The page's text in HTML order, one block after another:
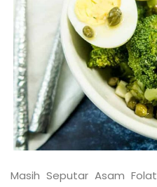
Masih Seputar Asam